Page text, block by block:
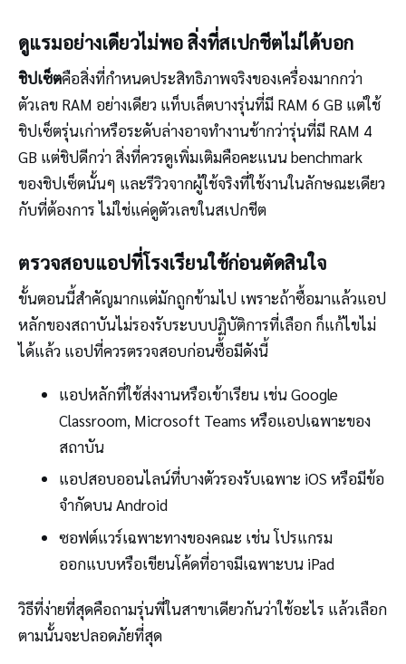
ดูแรมอย่างเดียวไม่พอ สิ่งที่สเปกชีตไม่ได้บอก
ชิปเซ็ตคือสิ่งที่กำหนดประสิทธิภาพจริงของเครื่องมากกว่า
ตัวเลข RAM อย่างเดียว แท็บเล็ตบางรุ่นที่มี RAM 6 GB แต่ใช้
ชิปเซ็ตรุ่นเก่าหรือระดับล่างอาจทำงานช้ากว่ารุ่นที่มี RAM 4
GB แต่ชิปดีกว่า สิ่งที่ควรดูเพิ่มเติมคือคะแนน benchmark
ของชิปเซ็ตนั้นๆ และรีวิวจากผู้ใช้จริงที่ใช้งานในลักษณะเดียว
กับที่ต้องการ ไม่ใช่แค่ดูตัวเลขในสเปกชีต
ตรวจสอบแอปที่โรงเรียนใช้ก่อนตัดสินใจ
ขั้นตอนนี้สำคัญมากแต่มักถูกข้ามไป เพราะถ้าซื้อมาแล้วแอป
หลักของสถาบันไม่รองรับระบบปฏิบัติการที่เลือก ก็แก้ไขไม่
ได้แล้ว แอปที่ควรตรวจสอบก่อนซื้อมีดังนี้
แอปหลักที่ใช้ส่งงานหรือเข้าเรียน เช่น Google
Classroom, Microsoft Teams หรือแอปเฉพาะของ
สถาบัน
แอปสอบออนไลน์ที่บางตัวรองรับเฉพาะ iOS หรือมีข้อ
จำกัดบน Android
ซอฟต์แวร์เฉพาะทางของคณะ เช่น โปรแกรม
ออกแบบหรือเขียนโค้ดที่อาจมีเฉพาะบน iPad
วิธีที่ง่ายที่สุดคือถามรุ่นพี่ในสาขาเดียวกันว่าใช้อะไร แล้วเลือก
ตามนั้นจะปลอดภัยที่สุด